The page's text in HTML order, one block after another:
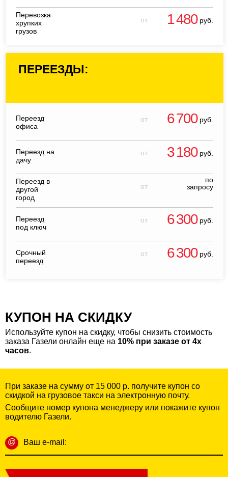
Перевозка
хрупких
грузов
от 1 480 руб.
ПЕРЕЕЗДЫ:
Переезд
офиса
от 6 700 руб.
Переезд на
дачу
от 3 180 руб.
Переезд в
другой
город
от
по
запросу
Переезд
под ключ
от 6 300 руб.
Срочный
переезд
от 6 300 руб.
КУПОН НА СКИДКУ
Используйте купон на скидку, чтобы снизить стоимость
заказа Газели онлайн еще на 10% при заказе от 4х
часов.
При заказе на сумму от 15 000 р. получите купон со
скидкой на грузовое такси на электронную почту.
Сообщите номер купона менеджеру или покажите купон
водителю Газели.
@ Ваш e-mail: